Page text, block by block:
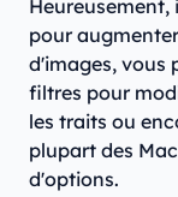
Heureusement,
pour
d'images, vous
filtres pour
les traits ou
plupart des
d'options.